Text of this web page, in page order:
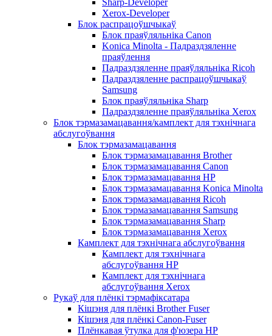
Sharp-Developer
Xerox-Developer
Блок распрацоўшчыкаў
Блок праяўляльніка Canon
Konica Minolta - Падраздзяленне
праяўлення
Падраздзяленне праяўляльніка Ricoh
Падраздзяленне распрацоўшчыкаў
Samsung
Блок праяўляльніка Sharp
Падраздзяленне праяўляльніка Xerox
Блок тэрмазамацавання/камплект для тэхнічнага
абслугоўвання
Блок тэрмазамацавання
Блок тэрмазамацавання Brother
Блок тэрмазамацавання Canon
Блок тэрмазамацавання HP
Блок тэрмазамацавання Konica Minolta
Блок тэрмазамацавання Ricoh
Блок тэрмазамацавання Samsung
Блок тэрмазамацавання Sharp
Блок тэрмазамацавання Xerox
Камплект для тэхнічнага абслугоўвання
Камплект для тэхнічнага
абслугоўвання HP
Камплект для тэхнічнага
абслугоўвання Xerox
Рукаў для плёнкі тэрмафіксатара
Кішэня для плёнкі Brother Fuser
Кішэня для плёнкі Canon-Fuser
Плёнкавая ўтулка для ф'юзера HP